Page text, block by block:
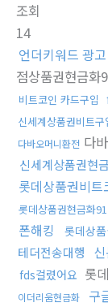
조회
14
언더키워드 광고
점상품권현금화
비트코인 카드구입
신세계상품권비트구
다바오머니환전 다
신세계상품권현
롯데상품권비트
롯데상품권현금화91
폰해킹
롯데상
테더전송대행
fds걸렸어요 롯
이더리움현금화 구